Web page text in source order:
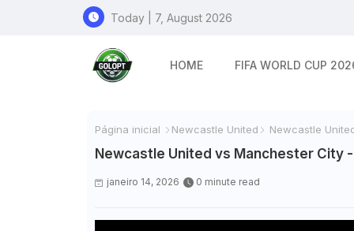
Today | 7, August 2026
HOME FIFA WORLD CUP
Página inicial Newcastle United Newcastle
Newcastle United vs Manchester City
janeiro 14, 2026 0 minute read